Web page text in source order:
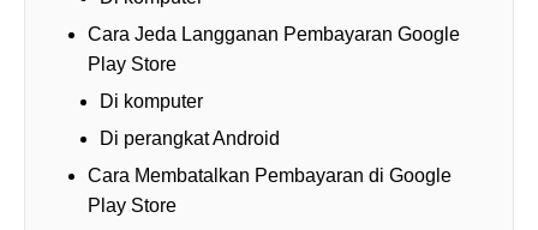
Cara Jeda Langganan Pembayaran Google
Play Store
Di komputer
Di perangkat Android
Cara Membatalkan Pembayaran di Google
Play Store